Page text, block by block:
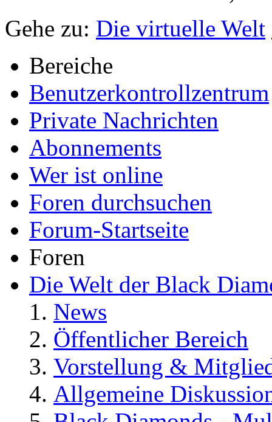
Gehe zu: Die virtuelle Welt
Bereiche
Benutzerkontrollzentrum
Private Nachrichten
Abonnements
Wer ist online
Foren durchsuchen
Forum-Startseite
Foren
Die Welt der Black
News
Öffentlicher Bereich
Vorstellung &
Allgemeine